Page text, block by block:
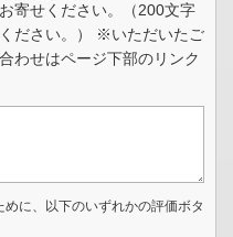
寄せください。（200文字
ださい。） ※いただいたご
わせはページ下部のリンク
に、以下のいずれかの評価ボタ